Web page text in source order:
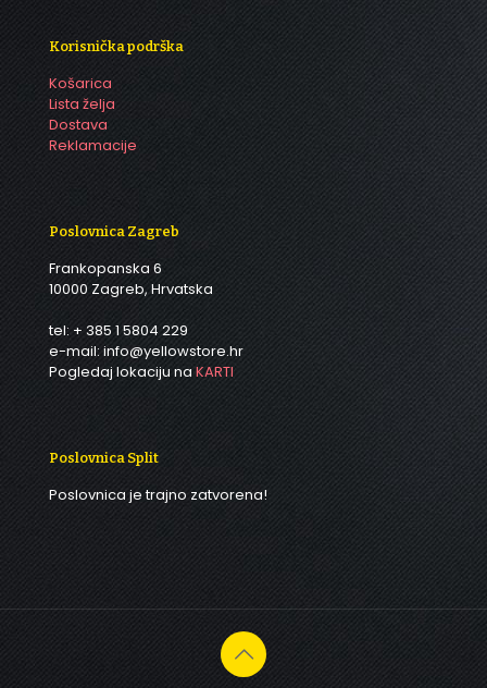
Korisnička podrška
Košarica
Lista želja
Dostava
Reklamacije
Poslovnica Zagreb
Frankopanska 6
10000 Zagreb, Hrvatska
tel: + 385 1 5804 229
e-mail: info@yellowstore.hr
Pogledaj lokaciju na KARTI
Poslovnica Split
Poslovnica je trajno zatvorena!